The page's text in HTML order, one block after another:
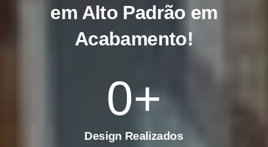
em Alto Padrão em
Acabamento!
0+
Design Realizados